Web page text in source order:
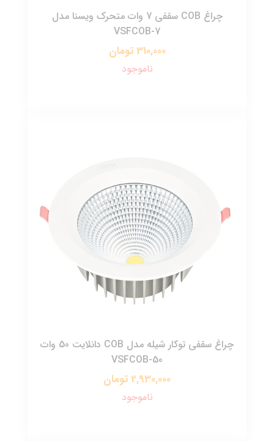
چراغ COB سقفی 7 وات متحرک ویسنا مدل
VSFCOB-7
310,000 تومان
ناموجود
چراغ سقفی توکار شیله مدل COB دانلایت 50 وات
VSFCOB-50
2,930,000 تومان
ناموجود